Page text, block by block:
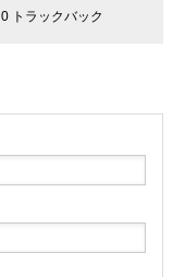
0 トラックバック